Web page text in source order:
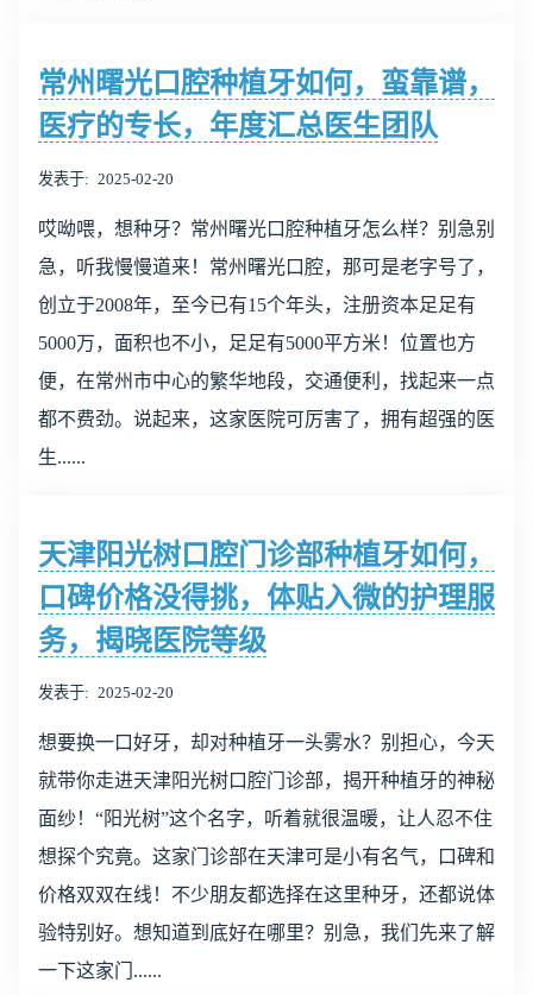
常州曙光口腔种植牙如何，蛮靠谱，
医疗的专长，年度汇总医生团队
发表于 2025-02-20
哎呦喂，想种牙？常州曙光口腔种植牙怎么样？别急别
急，听我慢慢道来！常州曙光口腔，那可是老字号了，
创立于2008年，至今已有15个年头，注册资本足足有
5000万，面积也不小，足足有5000平方米！位置也方
便，在常州市中心的繁华地段，交通便利，找起来一点
都不费劲。说起来，这家医院可厉害了，拥有超强的医
生......
天津阳光树口腔门诊部种植牙如何，
口碑价格没得挑，体贴入微的护理服
务，揭晓医院等级
发表于 2025-02-20
想要换一口好牙，却对种植牙一头雾水？别担心，今天
就带你走进天津阳光树口腔门诊部，揭开种植牙的神秘
面纱！“阳光树”这个名字，听着就很温暖，让人忍不住
想探个究竟。这家门诊部在天津可是小有名气，口碑和
价格双双在线！不少朋友都选择在这里种牙，还都说体
验特别好。想知道到底好在哪里？别急，我们先来了解
一下这家门......